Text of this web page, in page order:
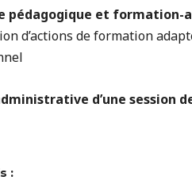
pédagogique et formation-
d’actions de formation
d’une session
: